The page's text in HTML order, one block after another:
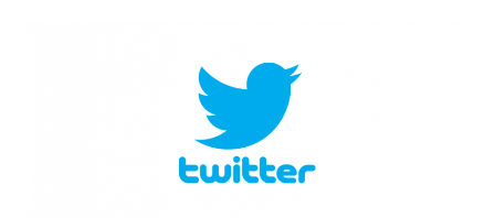
ギャラリー_2025.3.23
ギャラリー_2026.3.15